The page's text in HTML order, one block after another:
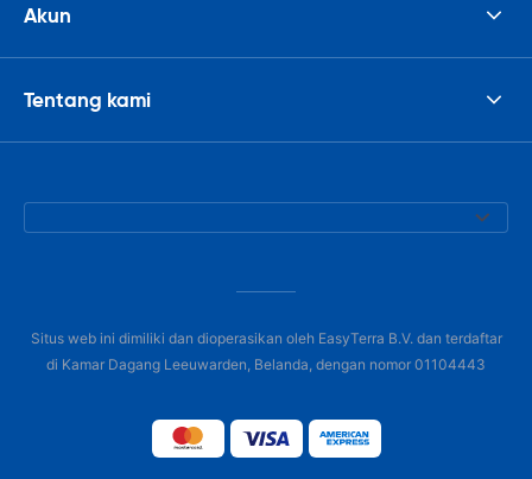
Akun
Tentang kami
Situs web ini dimiliki dan dioperasikan oleh EasyTerra B.V. dan terdaftar
di Kamar Dagang Leeuwarden, Belanda, dengan nomor 01104443